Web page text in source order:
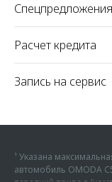
Спецпредложения
Расчет кредита
Запись на сервис
¹ Указана
автомобиль OMODA